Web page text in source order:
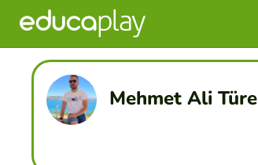
Mehmet Ali Türe